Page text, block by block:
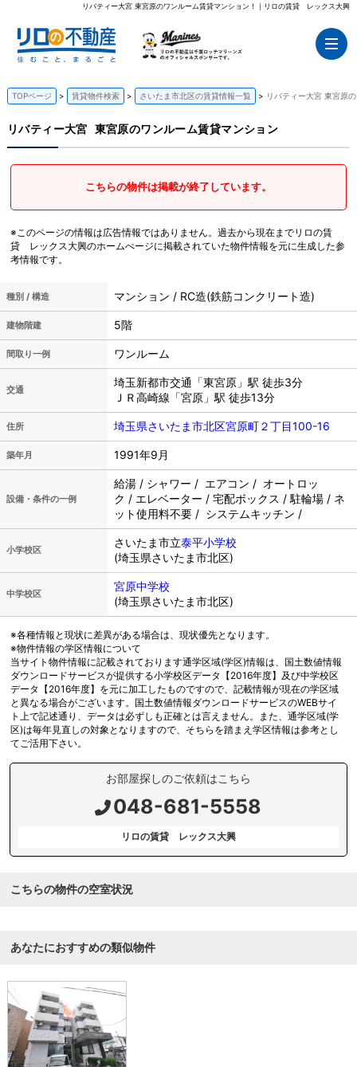
リバティー大宮 東宮原のワンルーム賃貸マンション！｜リロの賃貸 レックス大興
TOPページ 賃貸物件検索 さいたま市北区の賃貸情報一覧 リバティー大宮 東宮原
リバティー大宮 東宮原のワンルーム賃貸マンション
こちらの物件は掲載が終了しています。
※このページの情報は広告情報ではありません。過去から現在までリロの賃
貸 レックス大興のホームぺージに掲載されていた物件情報を元に生成した参
考情報です。
種別 / 構造 マンション / RC造(鉄筋コンクリート造)
建物階建 5階
間取り一例 ワンルーム
交通
埼玉新都市交通「東宮原」駅 徒歩3分
ＪＲ高崎線「宮原」駅 徒歩13分
住所 埼玉県さいたま市北区宮原町２丁目100-16
築年月 1991年9月
設備・条件の一例
給湯 / シャワー / エアコン / オートロッ
ク / エレベーター / 宅配ボックス / 駐輪場 / ネ
ット使用料不要 / システムキッチン /
小学校区
さいたま市立泰平小学校
(埼玉県さいたま市北区)
中学校区
宮原中学校
(埼玉県さいたま市北区)
※各種情報と現状に差異がある場合は、現状優先となります。
※物件情報の学区情報について
当サイト物件情報に記載されております通学区域(学区)情報は、国土数値情報
ダウンロードサービスが提供する小学校区データ【2016年度】及び中学校区
データ【2016年度】を元に加工したものですので、記載情報が現在の学区域
と異なる場合がございます。国土数値情報ダウンロードサービスのWEBサイ
ト上で記述通り、データは必ずしも正確とは言えません。また、通学区域(学
区)は毎年見直しの対象となりますので、そちらを踏まえ学区情報は参考とし
てご活用下さい。
お部屋探しのご依頼はこちら
048-681-5558
リロの賃貸 レックス大興
こちらの物件の空室状況
あなたにおすすめの類似物件